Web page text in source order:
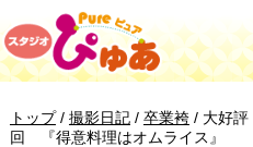
このページの本文へ
現
在
トップ/ 撮影日記/ 卒業袴/ 大好
回 『得意料理はオムライス』